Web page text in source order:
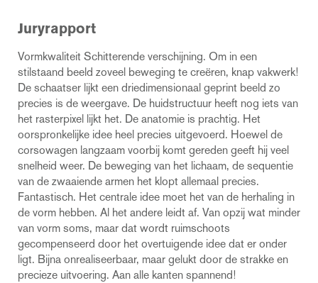
Juryrapport
Vormkwaliteit Schitterende verschijning. Om in een
stilstaand beeld zoveel beweging te creëren, knap vakwerk!
De schaatser lijkt een driedimensionaal geprint beeld zo
precies is de weergave. De huidstructuur heeft nog iets van
het rasterpixel lijkt het. De anatomie is prachtig. Het
oorspronkelijke idee heel precies uitgevoerd. Hoewel de
corsowagen langzaam voorbij komt gereden geeft hij veel
snelheid weer. De beweging van het lichaam, de sequentie
van de zwaaiende armen het klopt allemaal precies.
Fantastisch. Het centrale idee moet het van de herhaling in
de vorm hebben. Al het andere leidt af. Van opzij wat minder
van vorm soms, maar dat wordt ruimschoots
gecompenseerd door het overtuigende idee dat er onder
ligt. Bijna onrealiseerbaar, maar gelukt door de strakke en
precieze uitvoering. Aan alle kanten spannend!